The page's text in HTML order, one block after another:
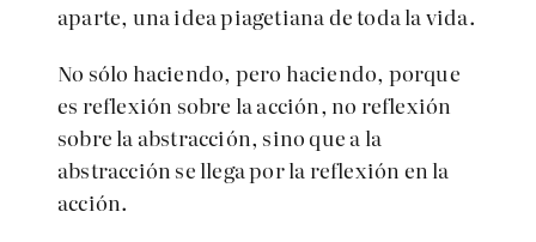
aparte, una idea piagetiana de toda la vida.
No sólo haciendo, pero haciendo, porque
es reflexión sobre la acción, no reflexión
sobre la abstracción, sino que a la
abstracción se llega por la reflexión en la
acción.